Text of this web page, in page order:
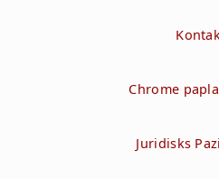
Chrome
Juridisks